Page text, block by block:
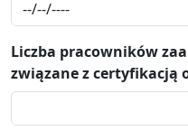
Liczba pracowników
związane z certyfikacją